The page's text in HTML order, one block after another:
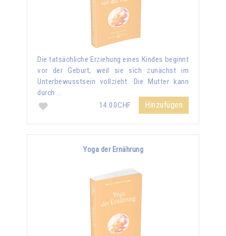
Die tatsächliche Erziehung eines Kindes beginnt
vor der Geburt, weil sie sich zunächst im
Unterbewusstsein vollzieht. Die Mutter kann
durch …
14.00CHF
Hinzufügen
Yoga der Ernährung